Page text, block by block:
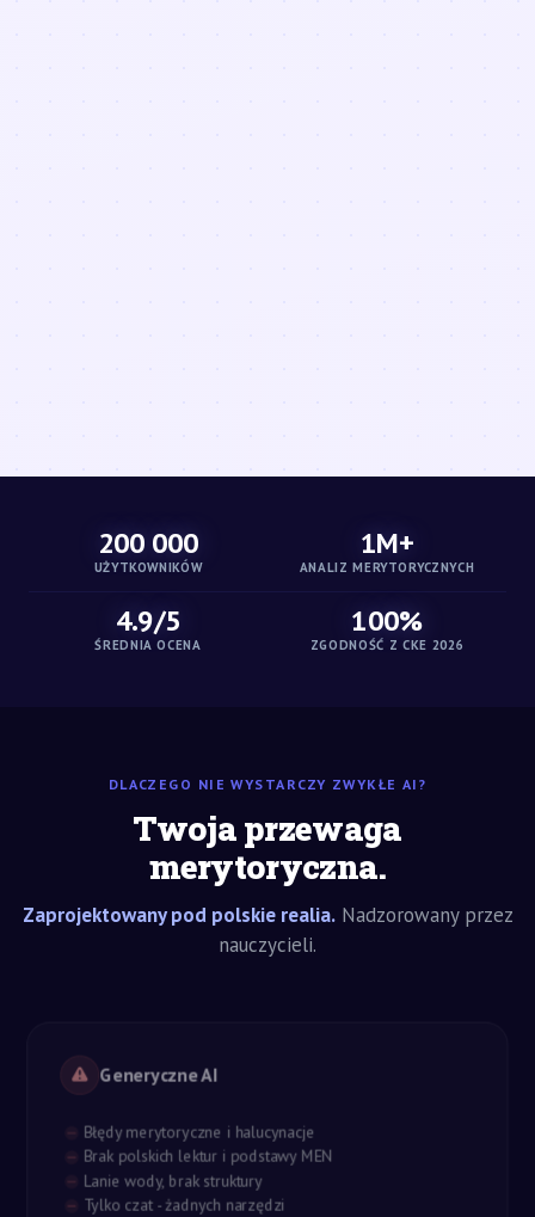
200 000
UŻYTKOWNIKÓW
1M+
ANALIZ MERYTORYCZNYCH
4.9/5
ŚREDNIA OCENA
100%
ZGODNOŚĆ Z CKE 2026
DLACZEGO NIE WYSTARCZY ZWYKŁE AI?
Twoja przewaga
merytoryczna.
Zaprojektowany pod polskie realia.Nadzorowany przez
nauczycieli.
Generyczne AI
Błędy merytoryczne i halucynacje
Brak polskich lektur i podstawy MEN
Lanie wody, brak struktury
Tylko czat - żadnych narzędzi